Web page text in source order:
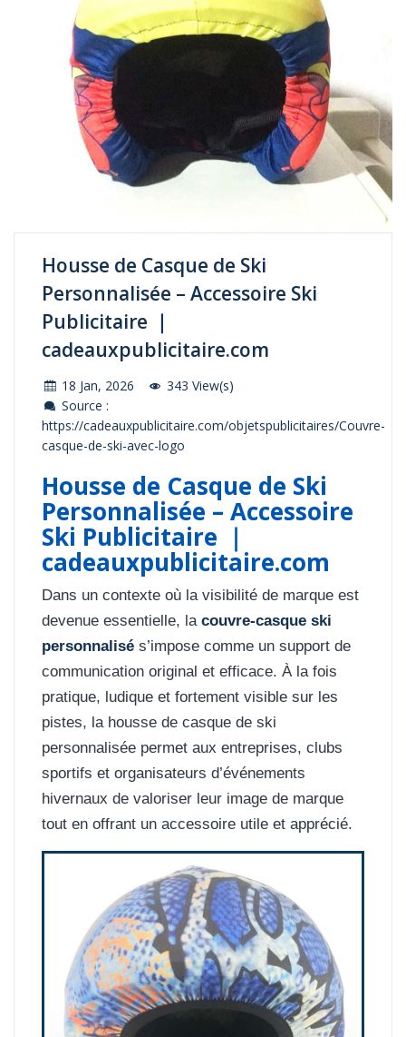
Housse de Casque de Ski
Personnalisée – Accessoire Ski
Publicitaire ｜
cadeauxpublicitaire.com
18 Jan, 2026
343 View(s)
Source :
https://cadeauxpublicitaire.com/objetspublicitaires/Couvre-
casque-de-ski-avec-logo
Housse de Casque de Ski
Personnalisée – Accessoire
Ski Publicitaire ｜
cadeauxpublicitaire.com
Dans un contexte où la visibilité de marque est
devenue essentielle, la couvre-casque ski
personnalisé s’impose comme un support de
communication original et efficace. À la fois
pratique, ludique et fortement visible sur les
pistes, la housse de casque de ski
personnalisée permet aux entreprises, clubs
sportifs et organisateurs d’événements
hivernaux de valoriser leur image de marque
tout en offrant un accessoire utile et apprécié.